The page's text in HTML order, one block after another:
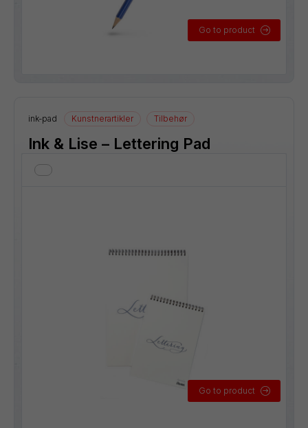
Go to product
ink-pad Kunstnerartikler Tilbehør
Ink & Lise – Lettering Pad
Go to product